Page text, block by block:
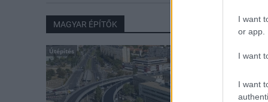
I want
or app.
I want
I want
MAGYAR ÉPÍTŐK
Útépítés